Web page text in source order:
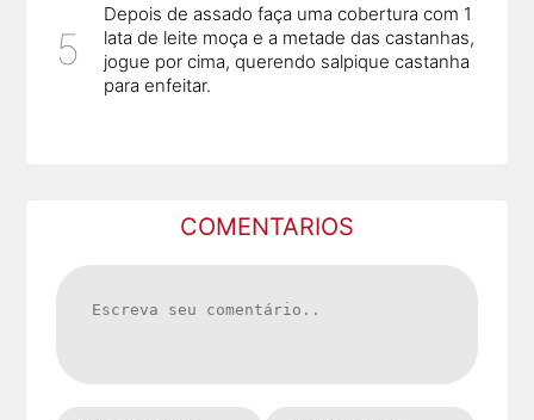
Depois de assado faça uma cobertura com 1
lata de leite moça e a metade das castanhas,
jogue por cima, querendo salpique castanha
para enfeitar.
COMENTARIOS